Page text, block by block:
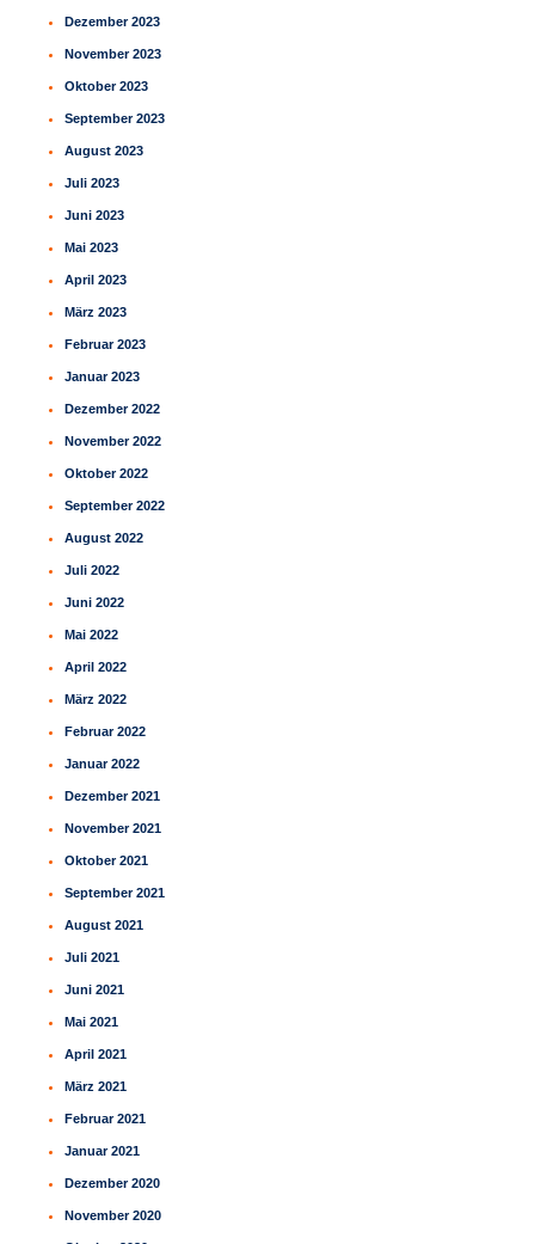
Dezember 2023
November 2023
Oktober 2023
September 2023
August 2023
Juli 2023
Juni 2023
Mai 2023
April 2023
März 2023
Februar 2023
Januar 2023
Dezember 2022
November 2022
Oktober 2022
September 2022
August 2022
Juli 2022
Juni 2022
Mai 2022
April 2022
März 2022
Februar 2022
Januar 2022
Dezember 2021
November 2021
Oktober 2021
September 2021
August 2021
Juli 2021
Juni 2021
Mai 2021
April 2021
März 2021
Februar 2021
Januar 2021
Dezember 2020
November 2020